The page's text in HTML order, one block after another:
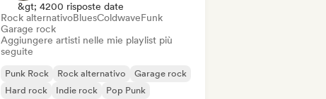
&gt; 4200 risposte date
Rock alternativoBluesColdwaveFunk
Garage rock
Aggiungere artisti nelle mie playlist più
seguite
Punk Rock Rock alternativo
Garage rock
Hard rock
Indie rock
Pop Punk